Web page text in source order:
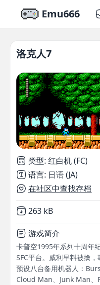
Emu666
洛克人7
类型: 红白机 (FC)
语言: 日语 (JA)
在社区中查找存档
Not downloaded
263 kB
游戏简介
卡普空1995年系列十周年
SFC平台。威利早料被擒
预设八台备用机器人：
Cloud Man、Junk Man、